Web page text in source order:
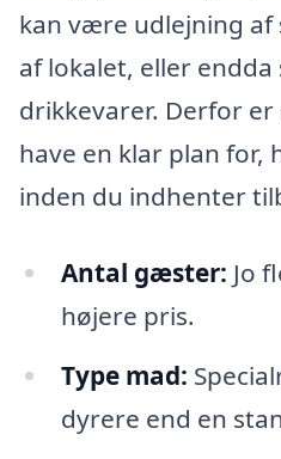
kan være udlejning af
af lokalet, eller
drikkevarer. Derfor
have en klar plan for,
inden du indhenter
Antal gæster: Jo
højere pris.
Type mad:
dyrere end en